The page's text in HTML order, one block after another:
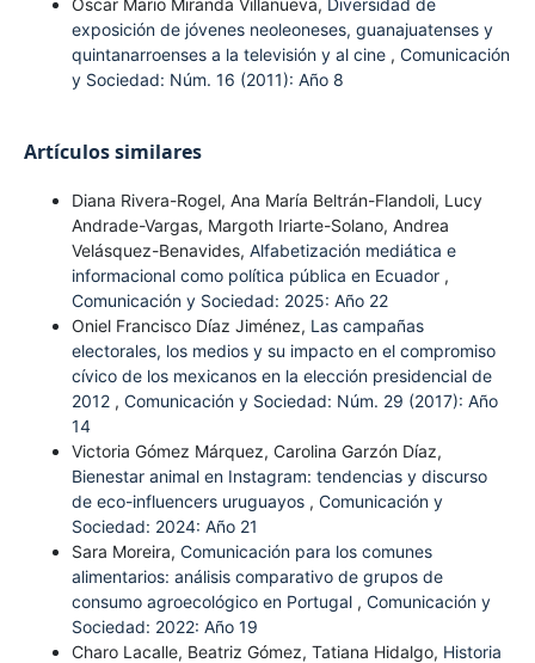
Oscar Mario Miranda Villanueva, Diversidad de
exposición de jóvenes neoleoneses, guanajuatenses y
quintanarroenses a la televisión y al cine , Comunicación
y Sociedad: Núm. 16 (2011): Año 8
Artículos similares
Diana Rivera-Rogel, Ana María Beltrán-Flandoli, Lucy
Andrade-Vargas, Margoth Iriarte-Solano, Andrea
Velásquez-Benavides, Alfabetización mediática e
informacional como política pública en Ecuador ,
Comunicación y Sociedad: 2025: Año 22
Oniel Francisco Díaz Jiménez, Las campañas
electorales, los medios y su impacto en el compromiso
cívico de los mexicanos en la elección presidencial de
2012 , Comunicación y Sociedad: Núm. 29 (2017): Año
14
Victoria Gómez Márquez, Carolina Garzón Díaz,
Bienestar animal en Instagram: tendencias y discurso
de eco-influencers uruguayos , Comunicación y
Sociedad: 2024: Año 21
Sara Moreira, Comunicación para los comunes
alimentarios: análisis comparativo de grupos de
consumo agroecológico en Portugal , Comunicación y
Sociedad: 2022: Año 19
Charo Lacalle, Beatriz Gómez, Tatiana Hidalgo, Historia